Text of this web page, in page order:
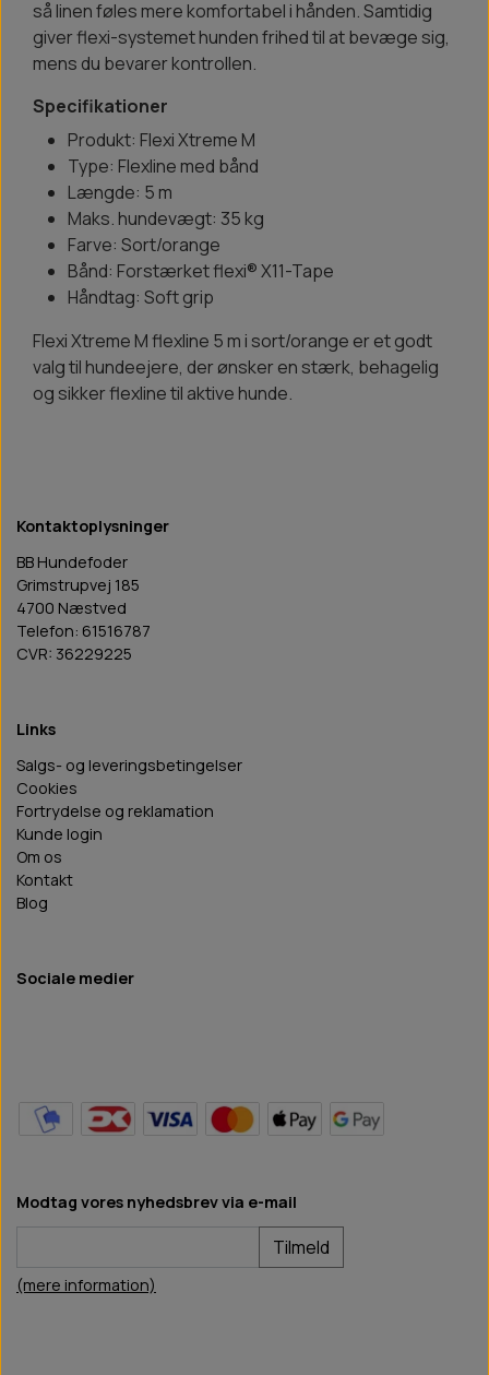
så linen føles mere komfortabel i hånden. Samtidig
giver flexi-systemet hunden frihed til at bevæge sig,
mens du bevarer kontrollen.
Specifikationer
Produkt: Flexi Xtreme M
Type: Flexline med bånd
Længde: 5 m
Maks. hundevægt: 35 kg
Farve: Sort/orange
Bånd: Forstærket flexi® X11-Tape
Håndtag: Soft grip
Flexi Xtreme M flexline 5 m i sort/orange er et godt
valg til hundeejere, der ønsker en stærk, behagelig
og sikker flexline til aktive hunde.
Kontaktoplysninger
BB Hundefoder
Grimstrupvej 185
4700 Næstved
Telefon: 61516787
CVR: 36229225
Links
Salgs- og leveringsbetingelser
Cookies
Fortrydelse og reklamation
Kunde login
Om os
Kontakt
Blog
Sociale medier
Modtag vores nyhedsbrev via e-mail
Tilmeld
(mere information)